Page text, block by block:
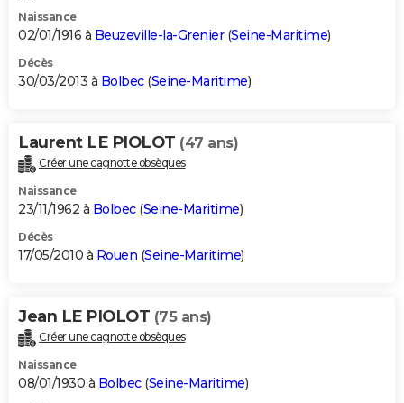
Naissance
02/01/1916 à Beuzeville-la-Grenier(Seine-Maritime)
Décès
30/03/2013 à Bolbec(Seine-Maritime)
Laurent LE PIOLOT (47 ans)
Créer une cagnotte obsèques
Naissance
23/11/1962 à Bolbec(Seine-Maritime)
Décès
17/05/2010 à Rouen (Seine-Maritime)
Jean LE PIOLOT (75 ans)
Créer une cagnotte obsèques
Naissance
08/01/1930 à Bolbec(Seine-Maritime)